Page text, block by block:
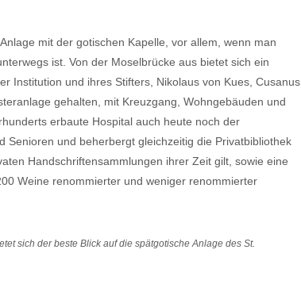
mit der gotischen Kapelle, vor allem, wenn man
ist. Von der Moselbrücke aus bietet sich ein
Institution und ihres Stifters, Nikolaus von Kues, Cusanus
gehalten, mit Kreuzgang, Wohngebäuden und
erbaute Hospital auch heute noch der
Senioren und beherbergt gleichzeitig die Privatbibliothek
Handschriftensammlungen ihrer Zeit gilt, sowie eine
Weine renommierter und weniger renommierter
sich der beste Blick auf die spätgotische Anlage des St.